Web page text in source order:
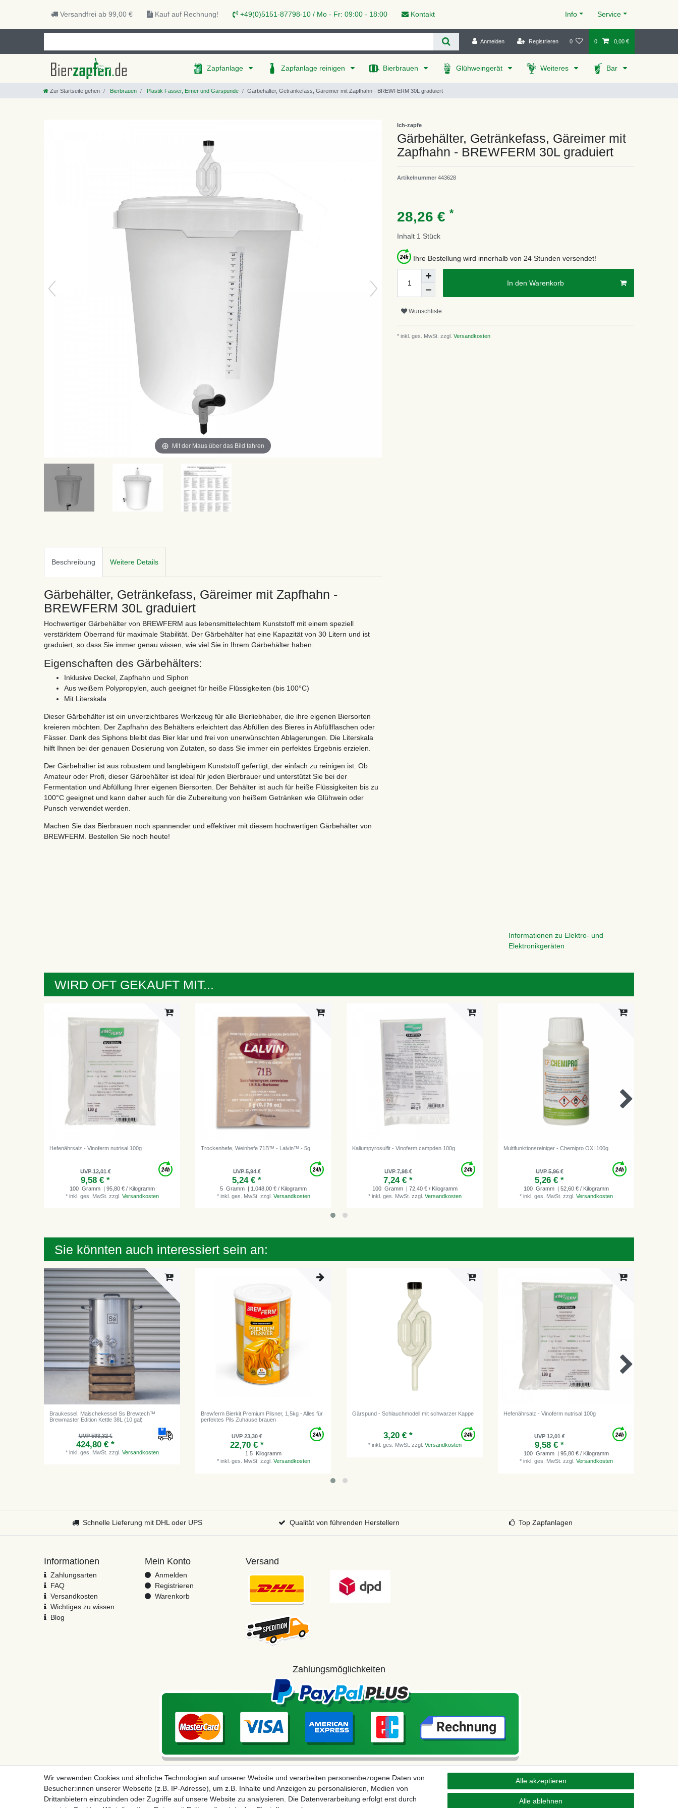
Versandfrei ab 99,00 € Kauf auf Rechnung! +49(0)5151-87798-10 / Mo - Fr: 09:00 - 18:00 Kontakt Info Service
Anmelden Registrieren 0 0 0,00 €
Zapfanlage Zapfanlage reinigen Bierbrauen Glühweingerät Weiteres Bar
Zur Startseite gehen Bierbrauen Plastik Fässer, Eimer und Gärspunde Gärbehälter, Getränkefass, Gäreimer mit Zapfhahn - BREWFERM 30L graduiert
Mit der Maus über das Bild fahren
Ich-zapfe
Gärbehälter, Getränkefass, Gäreimer mit
Zapfhahn - BREWFERM 30L graduiert
Artikelnummer 443628
28,26 € *
Inhalt 1 Stück
Ihre Bestellung wird innerhalb von 24 Stunden versendet!
In den Warenkorb
Wunschliste
* inkl. ges. MwSt. zzgl. Versandkosten
Beschreibung Weitere Details
Gärbehälter, Getränkefass, Gäreimer mit Zapfhahn -
BREWFERM 30L graduiert
Hochwertiger Gärbehälter von BREWFERM aus lebensmittelechtem Kunststoff mit einem speziell
verstärktem Oberrand für maximale Stabilität. Der Gärbehälter hat eine Kapazität von 30 Litern und ist
graduiert, so dass Sie immer genau wissen, wie viel Sie in Ihrem Gärbehälter haben.
Eigenschaften des Gärbehälters:
Inklusive Deckel, Zapfhahn und Siphon
Aus weißem Polypropylen, auch geeignet für heiße Flüssigkeiten (bis 100°C)
Mit Literskala
Dieser Gärbehälter ist ein unverzichtbares Werkzeug für alle Bierliebhaber, die ihre eigenen Biersorten
kreieren möchten. Der Zapfhahn des Behälters erleichtert das Abfüllen des Bieres in Abfüllflaschen oder
Fässer. Dank des Siphons bleibt das Bier klar und frei von unerwünschten Ablagerungen. Die Literskala
hilft Ihnen bei der genauen Dosierung von Zutaten, so dass Sie immer ein perfektes Ergebnis erzielen.
Der Gärbehälter ist aus robustem und langlebigem Kunststoff gefertigt, der einfach zu reinigen ist. Ob
Amateur oder Profi, dieser Gärbehälter ist ideal für jeden Bierbrauer und unterstützt Sie bei der
Fermentation und Abfüllung Ihrer eigenen Biersorten. Der Behälter ist auch für heiße Flüssigkeiten bis zu
100°C geeignet und kann daher auch für die Zubereitung von heißem Getränken wie Glühwein oder
Punsch verwendet werden.
Machen Sie das Bierbrauen noch spannender und effektiver mit diesem hochwertigen Gärbehälter von
BREWFERM. Bestellen Sie noch heute!
Informationen zu Elektro- und
Elektronikgeräten
WIRD OFT GEKAUFT MIT...
Hefenährsalz - Vinoferm nutrisal 100g
UVP 12,01 €
9,58 € *
100 Gramm
| 95,80 € / Kilogramm
* inkl. ges. MwSt. zzgl. Versandkosten
Trockenhefe, Weinhefe 71B™ - Lalvin™ - 5g
UVP 5,94 €
5,24 € *
5 Gramm | 1.048,00 € / Kilogramm
* inkl. ges. MwSt. zzgl. Versandkosten
Kaliumpyrosulfit - Vinoferm campden 100g
UVP 7,98 €
7,24 € *
100 Gramm
| 72,40 € / Kilogramm
* inkl. ges. MwSt. zzgl. Versandkosten
Multifunktionsreiniger - Chemipro OXI 100g
UVP 5,96 €
5,26 € *
100 Gramm
| 52,60 € / Kilogramm
* inkl. ges. MwSt. zzgl. Versandkosten
Sie könnten auch interessiert sein an:
Braukessel, Maischekessel Ss Brewtech™
Brewmaster Edition Kettle 38L (10 gal)
UVP 593,32 €
424,80 € *
* inkl. ges. MwSt. zzgl. Versandkosten
Brewferm Bierkit Premium Pilsner, 1,5kg - Alles für
perfektes Pils Zuhause brauen
UVP 23,30 €
22,70 € *
1.5
Kilogramm
* inkl. ges. MwSt. zzgl. Versandkosten
Gärspund - Schlauchmodell mit schwarzer Kappe
3,20 € *
* inkl. ges. MwSt. zzgl. Versandkosten
Hefenährsalz - Vinoferm nutrisal 100g
UVP 12,01 €
9,58 € *
100 Gramm
| 95,80 € / Kilogramm
* inkl. ges. MwSt. zzgl. Versandkosten
Schnelle Lieferung mit DHL oder UPS Qualität von führenden Herstellern Top Zapfanlagen
Informationen
Zahlungsarten
FAQ
Versandkosten
Wichtiges zu wissen
Blog
Mein Konto
Anmelden
Registrieren
Warenkorb
Versand
Zahlungsmöglichkeiten
Wir verwenden Cookies und ähnliche Technologien auf unserer Website und verarbeiten personenbezogene Daten von
Besucher:innen unserer Webseite (z.B. IP-Adresse), um z.B. Inhalte und Anzeigen zu personalisieren, Medien von
Drittanbietern einzubinden oder Zugriffe auf unsere Website zu analysieren. Die Datenverarbeitung erfolgt erst durch
Alle akzeptieren
Alle ablehnen